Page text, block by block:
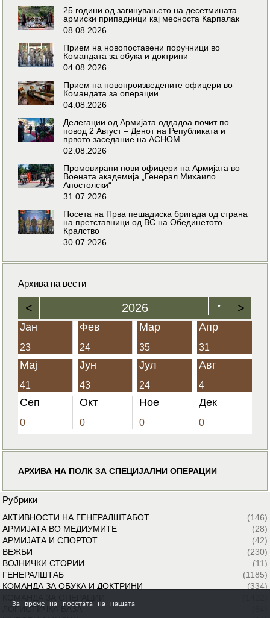
25 години од загинувањето на десетмината
армиски припадници кај месноста Карпалак
08.08.2026
Прием на новопоставени поручници во
Командата за обука и доктрини
04.08.2026
Прием на новопроизведените офицери во
Командата за операции
04.08.2026
Делегации од Армијата оддадоа почит по
повод 2 Август – Денот на Републиката и
првото заседание на АСНОМ
02.08.2026
Промовирани нови офицери на Армијата во
Воената академија „Генерал Михаило
Апостолски“
31.07.2026
Посета на Прва пешадиска бригада од страна
на претставници од ВС на Обединетото
Кралство
30.07.2026
Архива на вести
< 2026 ▼ >
Јан
23
Фев
24
Мар
35
Апр
31
Мај
41
Јун
43
Јул
24
Авг
4
Сеп
0
Окт
0
Ное
0
Дек
0
АРХИВА НА ПОЛК ЗА СПЕЦИЈАЛНИ ОПЕРАЦИИ
Рубрики
АКТИВНОСТИ НА ГЕНЕРАЛШТАБОТ
(146)
АРМИЈАТА ВО МЕДИУМИТЕ
(28)
АРМИЈАТА И СПОРТОТ
(42)
ВЕЖБИ
(230)
ВОЈНИЧКИ СТОРИИ
(11)
ГЕНЕРАЛШТАБ
(1185)
КОМАНДА ЗА ОБУКА И ДОКТРИНИ
(334)
ЛОГИСТИЧКА БАЗА
За време на посетата на нашата